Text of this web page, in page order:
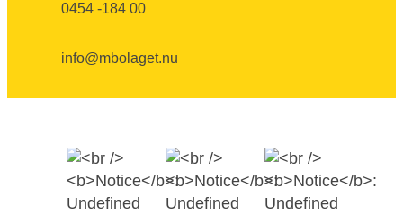
0454 -184 00
info@mbolaget.nu